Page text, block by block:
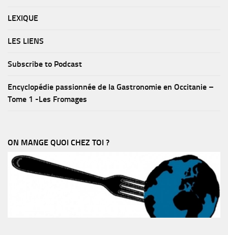
LEXIQUE
LES LIENS
Subscribe to Podcast
Encyclopédie passionnée de la Gastronomie en Occitanie –
Tome 1 -Les Fromages
ON MANGE QUOI CHEZ TOI ?